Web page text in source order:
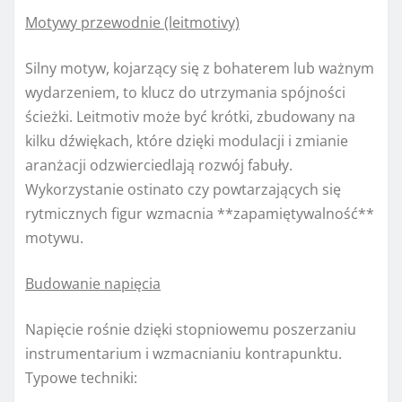
Motywy przewodnie (leitmotivy)
Silny motyw, kojarzący się z bohaterem lub ważnym
wydarzeniem, to klucz do utrzymania spójności
ścieżki. Leitmotiv może być krótki, zbudowany na
kilku dźwiękach, które dzięki modulacji i zmianie
aranżacji odzwierciedlają rozwój fabuły.
Wykorzystanie ostinato czy powtarzających się
rytmicznych figur wzmacnia **zapamiętywalność**
motywu.
Budowanie napięcia
Napięcie rośnie dzięki stopniowemu poszerzaniu
instrumentarium i wzmacnianiu kontrapunktu.
Typowe techniki: